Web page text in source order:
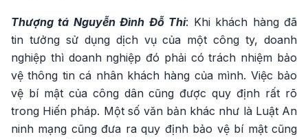
Thượng tá Nguyễn Đình Đỗ Thi: Khi khách hàng đã
tin tưởng sử dụng dịch vụ của một công ty, doanh
nghiệp thì doanh nghiệp đó phải có trách nhiệm bảo
vệ thông tin cá nhân khách hàng của mình. Việc bảo
vệ bí mật của công dân cũng được quy định rất rõ
trong Hiến pháp. Một số văn bản khác như là Luật An
ninh mạng cũng đưa ra quy định bảo vệ bí mật cũng